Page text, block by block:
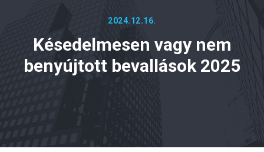
2024.12.16.
Késedelmesen vagy nem
benyújtott bevallások 2025